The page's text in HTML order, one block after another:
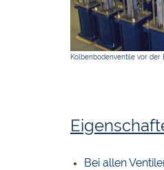
Kolbenbodenventile vor der
Bei allen